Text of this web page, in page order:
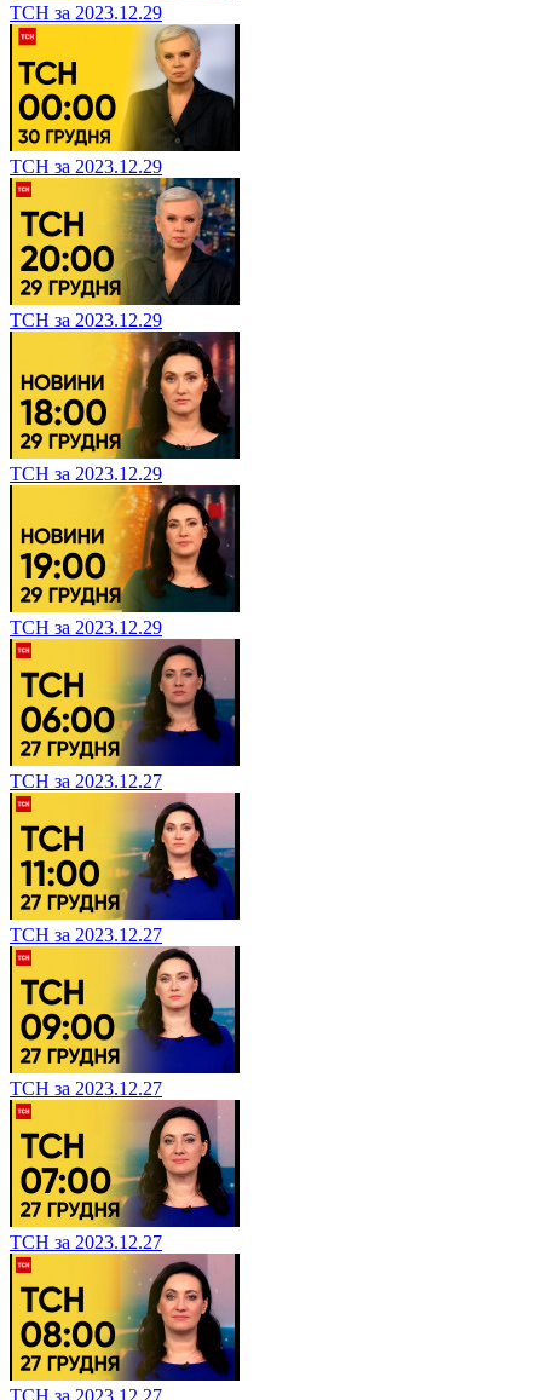
ТСН за 2023.12.29
ТСН за 2023.12.29
ТСН за 2023.12.29
ТСН за 2023.12.29
ТСН за 2023.12.29
ТСН за 2023.12.27
ТСН за 2023.12.27
ТСН за 2023.12.27
ТСН за 2023.12.27
ТСН за 2023.12.27